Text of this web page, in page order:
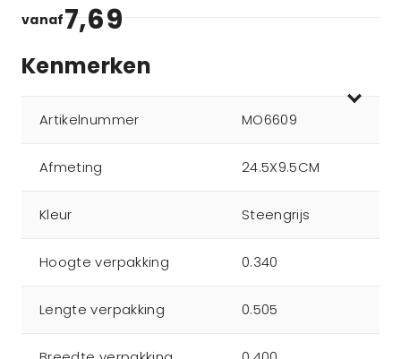
vanaf7,69
Kenmerken
Artikelnummer MO6609
Afmeting 24.5X9.5CM
Kleur Steengrijs
Hoogte verpakking 0.340
Lengte verpakking 0.505